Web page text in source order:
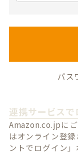
必
パス
連携サービス
Amazon.co.jpに
はオンライン登
ントでログイン